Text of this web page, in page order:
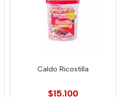
Caldo Ricostilla
$15.100